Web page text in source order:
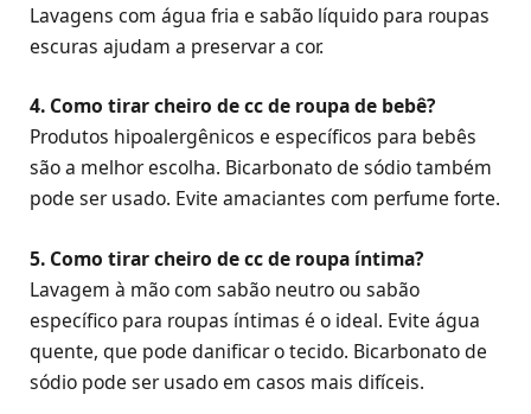
Lavagens com água fria e sabão líquido para roupas
escuras ajudam a preservar a cor.
4. Como tirar cheiro de cc de roupa de bebê?
Produtos hipoalergênicos e específicos para bebês
são a melhor escolha. Bicarbonato de sódio também
pode ser usado. Evite amaciantes com perfume forte.
5. Como tirar cheiro de cc de roupa íntima?
Lavagem à mão com sabão neutro ou sabão
específico para roupas íntimas é o ideal. Evite água
quente, que pode danificar o tecido. Bicarbonato de
sódio pode ser usado em casos mais difíceis.